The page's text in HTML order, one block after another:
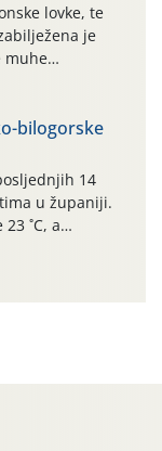
lovke, te
je
muhe
se objasniti
s vrlo malim
prezimjelih
Rebell
bilogorske
14
u županiji.
˚C, a
35 ˚C.